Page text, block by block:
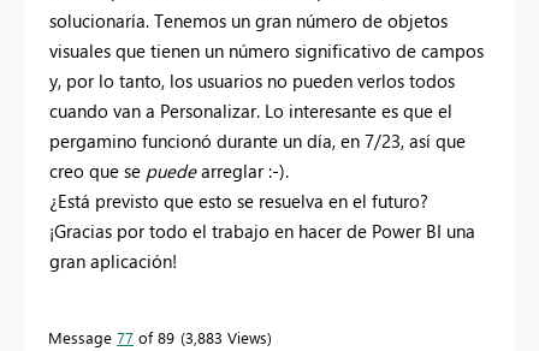
solucionaría. Tenemos un gran número de objetos
visuales que tienen un número significativo de campos
y, por lo tanto, los usuarios no pueden verlos todos
cuando van a Personalizar. Lo interesante es que el
pergamino funcionó durante un día, en 7/23, así que
creo que se puedearreglar :-).
¿Está previsto que esto se resuelva en el futuro?
¡Gracias por todo el trabajo en hacer de Power BI una
gran aplicación!
Message 77 of 89 3,883 Views